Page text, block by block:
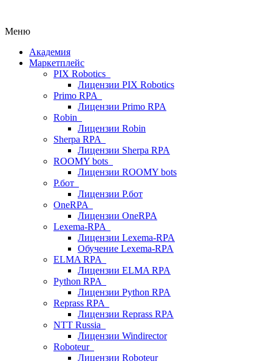
Меню
Академия
Маркетплейс
PIX Robotics
Лицензии PIX Robotics
Primo RPA
Лицензии Primo RPA
Robin
Лицензии Robin
Sherpa RPA
Лицензии Sherpa RPA
ROOMY bots
Лицензии ROOMY bots
Р.бот
Лицензии Р.бот
OneRPA
Лицензии OneRPA
Lexema-RPA
Лицензии Lexema-RPA
Обучение Lexema-RPA
ELMA RPA
Лицензии ELMA RPA
Python RPA
Лицензии Python RPA
Reprass RPA
Лицензии Reprass RPA
NTT Russia
Лицензии Windirector
Roboteur
Лицензии Roboteur